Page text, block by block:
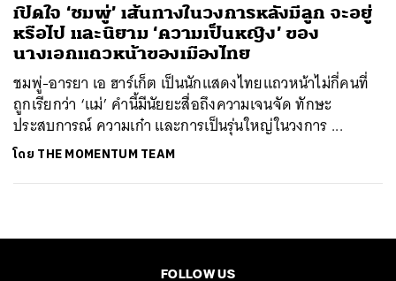
เปิดใจ ‘ชมพู่’ เส้นทางในวงการหลังมีลูก จะอยู่
หรือไป และนิยาม ‘ความเป็นหญิง’ ของ
นางเอกแถวหน้าของเมืองไทย
ชมพู่-อารยา เอ ฮาร์เก็ต เป็นนักแสดงไทยแถวหน้าไม่กี่คนที่
ถูกเรียกว่า ‘แม่’ คำนี้มีนัยยะสื่อถึงความเจนจัด ทักษะ
ประสบการณ์ ความเก๋า และการเป็นรุ่นใหญ่ในวงการ ...
โดย THE MOMENTUM TEAM
FOLLOW US